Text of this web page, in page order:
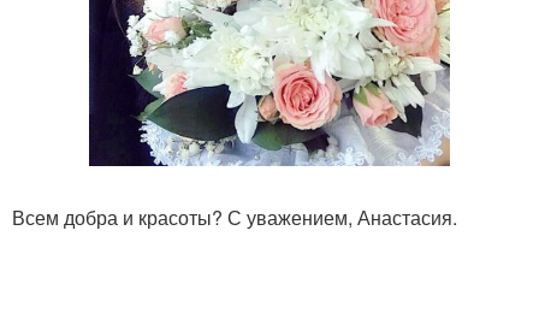
Всем добра и красоты? С уважением, Анастасия.